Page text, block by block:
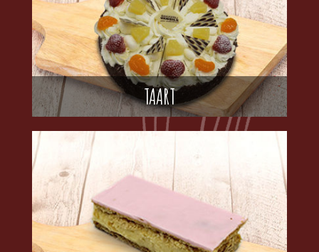
TAART